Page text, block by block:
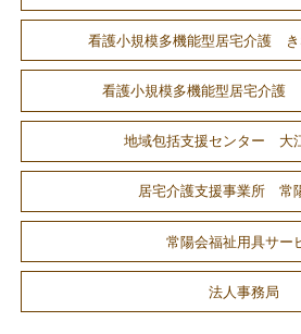
看護小規模多機能型居宅介護 き
看護小規模多機能型居宅介護
地域包括支援センター 大
居宅介護支援事業所 常
常陽会福祉用具サー
法人事務局